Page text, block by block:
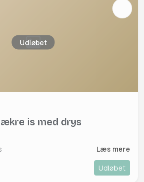
Udløbet
is med drys
Læs mere
Udløbet